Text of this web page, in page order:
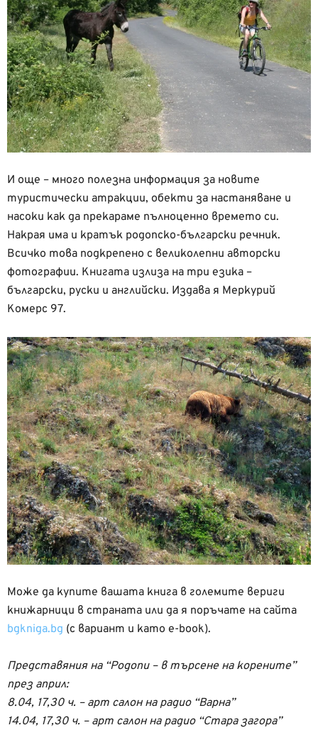
И още – много полезна информация за новите
туристически атракции, обекти за настаняване и
насоки как да прекараме пълноценно времето си.
Накрая има и кратък родопско-български речник.
Всичко това подкрепено с великолепни авторски
фотографии. Книгата излиза на три езика –
български, руски и английски. Издава я Меркурий
Комерс 97.
Може да купите вашата книга в големите вериги
книжарници в страната или да я поръчате на сайта
bgkniga.bg (с вариант и като e-book).
Представяния на “Родопи – в търсене на корените”
през април:
8.04, 17,30 ч. – арт салон на радио “Варна”
14.04, 17,30 ч. – арт салон на радио “Стара загора”